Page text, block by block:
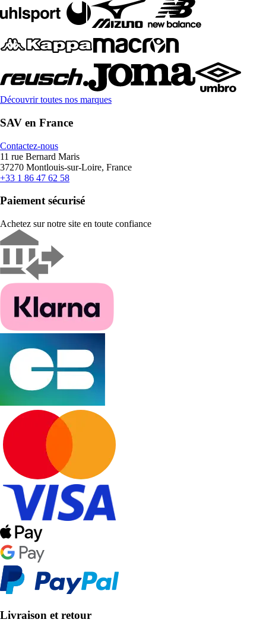
Découvrir toutes nos marques
SAV en France
Contactez-nous
11 rue Bernard Maris
37270 Montlouis-sur-Loire, France
+33 1 86 47 62 58
Paiement sécurisé
Achetez sur notre site en toute confiance
Livraison et retour